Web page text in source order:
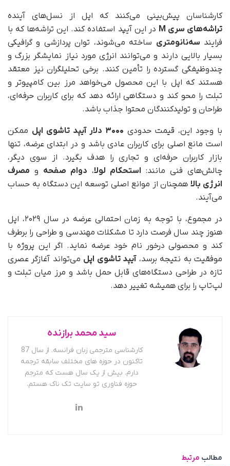
کارشناسان پیش‌بینی می‌کنند که اپل از نسل‌های آینده
تراشه‌های سری M
در این آیپد استفاده کند. این تراشه‌ها که با
فرایند سه‌نانومتری ساخته می‌شوند، توان پردازشی و گرافیکی
بسیار بالایی دارند و می‌توانند انرژی مورد نیاز نمایشگر بزرگ و
چندوظیفگی گسترده را تأمین کنند. برخی تحلیلگران نیز معتقد
هستند که اپل با این محصول می‌خواهد مرز بین کامپیوتر و
تبلت را محو کند و دستگاهی ارائه دهد که برای کاربران حرفه‌ای،
طراحان و تولیدکنندگان محتوا جذاب باشد.
با وجود این، قیمت حدودی ۳۰۰۰ دلار آیپد تاشوی اپل
ممکن
است مانع اصلی برای کاربران عادی باشد و در ابتدای عرضه، تنها
بازار کاربران حرفه‌ای و تجاری را هدف بگیرد. از سوی دیگر،
چالش‌های فنی مانند: استحکام لولا، دوام صفحه و مصرف
انرژی بالاهمچنان از موانع اصلی توسعه این دستگاه به حساب
می‌آیند.
در مجموع، با توجه به زمان احتمالی عرضه در سال ۲۰۲۹، اپل
هنوز چند سال فرصت دارد تا مشکلات مهندسی و طراحی را برطرف
کند و محصولی درخور نام خود عرضه نماید. اگر این پروژه با
موفقیت به نتیجه برسد،آیپد تاشوی اپل می‌تواند آغازگر عصری
تازه در طراحی دستگاه‌های قابل حمل باشد و مرز میان تبلت و
لپ‌تاپ را برای همیشه تغییر دهد.
سید محمد برازنده
کارشناسی مترجمی زبان فرانسه. از سال 87
تاکنون در حوزه های مختلف سابقه ترجمه
دارم. بیش از یک سال هست که مترجم
حوزه فناوری تو سایت تک ناک هستم.
مطالب مرتبط